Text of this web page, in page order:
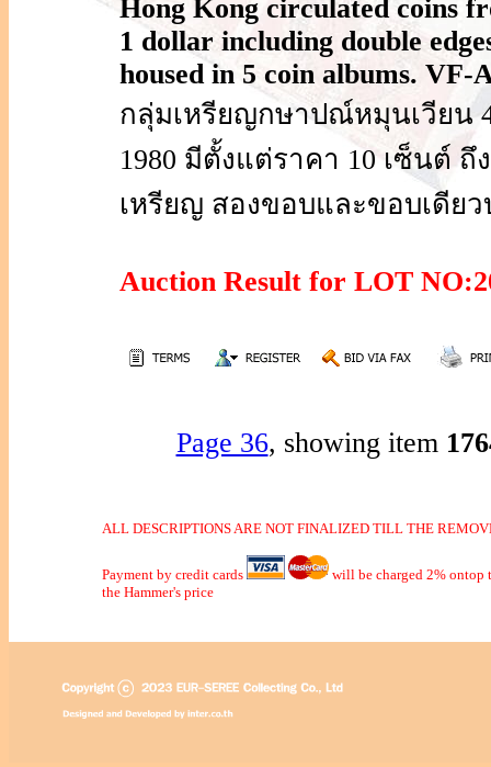
Hong Kong circulated coins
1 dollar including double
housed in 5 coin albums. VF-
กลุ่มเหรียญกษาปณ์หมุนเวียน
1980 มีตั้งแต่ราคา 10 เซ็นต์
เหรียญ สองขอบและขอบเดียว
Auction Result for LOT
Page 36, showing item
ALL DESCRIPTIONS ARE NOT FINALIZED TILL THE
Payment by credit cards
will be charged 2% ontop
the Hammer's price